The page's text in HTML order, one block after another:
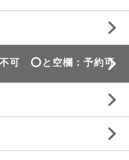
可 ⭕️と空欄：予約可